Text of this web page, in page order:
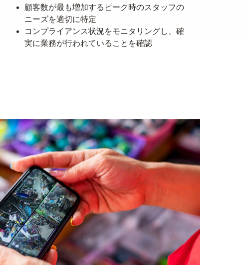
顧客数が最も増加するピーク時のスタッフの
ニーズを適切に特定
コンプライアンス状況をモニタリングし、確
実に業務が行われていることを確認